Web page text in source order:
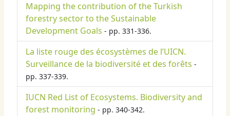
Mapping the contribution of the Turkish
forestry sector to the Sustainable
Development Goals - pp. 331-336.
La liste rouge des écosystèmes de l’UICN.
Surveillance de la biodiversité et des forêts -
pp. 337-339.
IUCN Red List of Ecosystems. Biodiversity and
forest monitoring - pp. 340-342.